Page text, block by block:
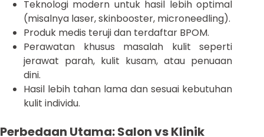
Teknologi modern untuk hasil lebih optimal
(misalnya laser, skinbooster, microneedling).
Produk medis teruji dan terdaftar BPOM.
Perawatan khusus masalah kulit seperti
jerawat parah, kulit kusam, atau penuaan
dini.
Hasil lebih tahan lama dan sesuai kebutuhan
kulit individu.
Perbedaan Utama: Salon vs Klinik